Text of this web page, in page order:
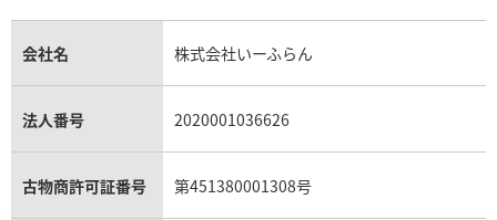
金貨買取
貴金属買取
銀・シルバー買取
パラジウム買取
トパーズ買取
タンザナイト買取
キャッツアイ買取
アクアマリン買取
パテック フィリップノーチラス買取
ヴァシュロン・コンスタンタン買取
オメガ買取
シャネル マトラッセ買取
セリーヌ買取
プラダ買取
ショーメ買取
ダミアーニ買取
モーブッサン買取
会社名 株式会社いーふらん
法人番号 2020001036626
古物商許可証番号 第451380001308号